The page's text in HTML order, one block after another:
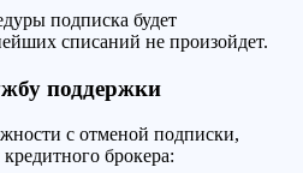
подписка будет
списаний не произойдет.
поддержки
с отменой подписки,
брокера: